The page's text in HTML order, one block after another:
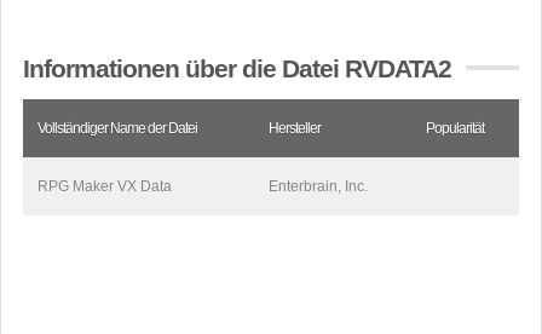
Informationen über die Datei RVDATA2
Vollständiger Name der Datei Hersteller Popularität
RPG Maker VX Data Enterbrain, Inc.